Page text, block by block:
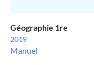
Géographie 1re
2019
Manuel